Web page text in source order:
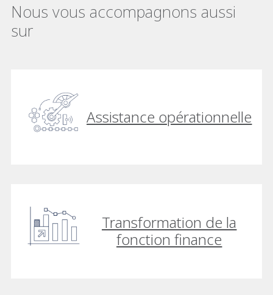
Nous vous accompagnons aussi
sur
Assistance opérationnelle
Transformation de la
fonction finance